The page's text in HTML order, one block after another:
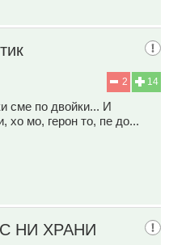
14
2
сме по двойки... И
хо мо, герон то, пе до...
НИ ХРАНИ